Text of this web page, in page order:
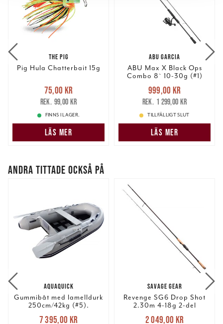
vidarebefordrar även sådana identifierare och annan
information från din enhet till de sociala medier och
annons- och analysföretag som vi samarbetar med.
Dessa kan i sin tur kombinera informationen med annan
information som du har tillhandahållit eller som de har
samlat in när du har använt deras tjänster.
THE PIG
Pig Hula Chatterbait 15g
Nuvarande pris
75,00 krTidigare pris
99,00 kr
75,00 kr
99,00 kr
FINNS I LAGER.
LÄS MER
ABU GARCIA
ABU Max X Black Ops
Combo 8` 10-30g (#1)
Nuvarande pris
999,00 krTidigare pris
1 299,00 kr
999,00 kr
1 299,00 kr
TILLFÄLLIGT SLUT
LÄS MER
ANDRA TITTADE OCKSÅ PÅ
AQUAQUICK
Gummibåt med lamelldurk
250cm/42kg (#5).
Nuvarande pris
7 395,00 kr
SAVAGE GEAR
Revenge SG6 Drop Shot
2.30m 4-18g 2-del
Nuvarande pris
2 049,00 kr